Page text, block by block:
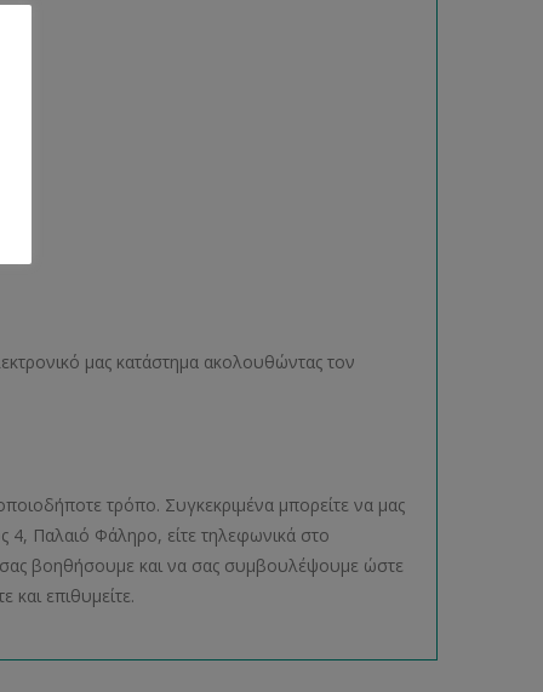
μας κατάστημα ακολουθώντας τον
τρόπο. Συγκεκριμένα μπορείτε να μας
4, Παλαιό Φάληρο, είτε τηλεφωνικά στο
σας βοηθήσουμε και να σας συμβουλέψουμε ώστε
και επιθυμείτε.